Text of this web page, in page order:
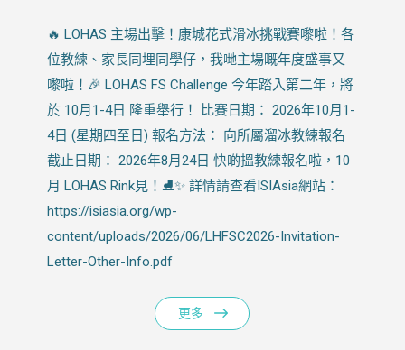
🔥 LOHAS 主場出擊！康城花式滑冰挑戰賽嚟啦！各
位教練、家長同埋同學仔，我哋主場嘅年度盛事又
嚟啦！🎉 LOHAS FS Challenge 今年踏入第二年，將
於 10月1-4日 隆重舉行！ 比賽日期： 2026年10月1-
4日 (星期四至日) 報名方法： 向所屬溜冰教練報名
截止日期： 2026年8月24日 快啲搵教練報名啦，10
月 LOHAS Rink見！⛸️✨ 詳情請查看ISIAsia網站：
https://isiasia.org/wp-
content/uploads/2026/06/LHFSC2026-Invitation-
Letter-Other-Info.pdf
更多